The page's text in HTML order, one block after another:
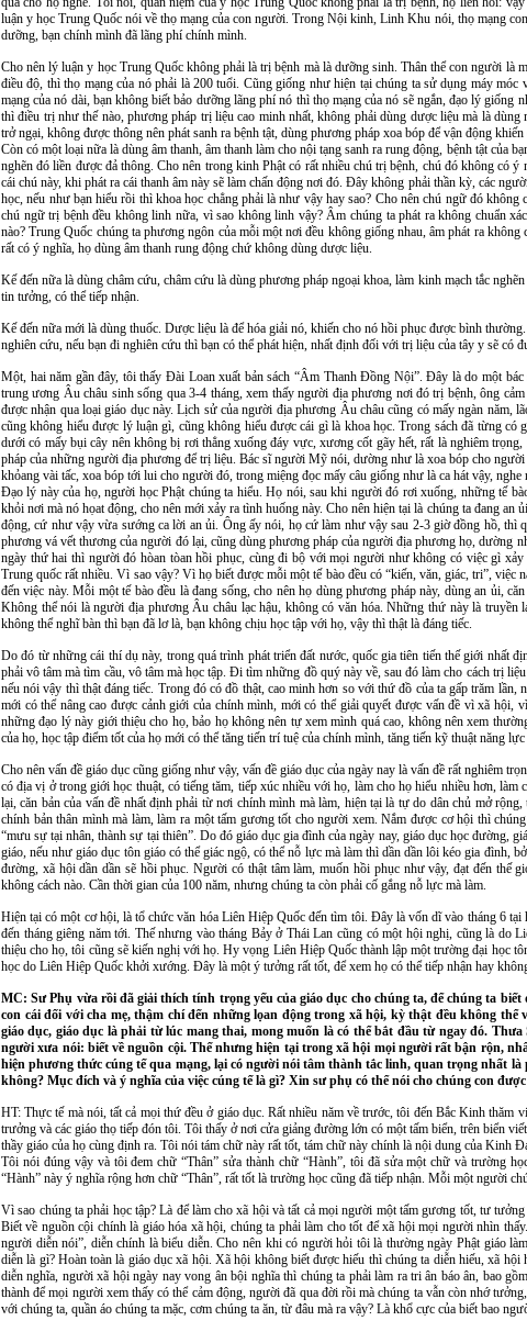
luận y học Trung Quốc nói về thọ mạng của con người. Trong Nội kinh, Linh Khu nói, thọ mạng
dưỡng, bạn chính mình đã lãng phí chính mình.
Cho nên lý luận y học Trung Quốc không phải là trị bệnh mà là dưỡng sinh. Thân thể con người là
điều độ, thì thọ mạng của nó phải là 200 tuổi. Cũng giống như hiện tại chúng ta sử dụng máy
mạng của nó dài, bạn không biết bảo dưỡng lãng phí nó thì thọ mạng của nó sẽ ngắn, đạo lý
thì điều trị như thế nào, phương pháp trị liệu cao minh nhất, không phải dùng dược liệu mà là
trở ngại, không được thông nên phát sanh ra bệnh tật, dùng phương pháp xoa bóp để vận động
Còn có một loại nữa là dùng âm thanh, âm thanh làm cho nội tạng sanh ra rung động, bệnh tật của
nghẽn đó liền được đả thông. Cho nên trong kinh Phật có rất nhiều chú trị bệnh, chú đó không có
cái chú này, khi phát ra cái thanh âm này sẽ làm chấn động nơi đó. Đây không phải thần kỳ, các
học, nếu như bạn hiểu rồi thì khoa học chẳng phải là như vậy hay sao? Cho nên chú ngữ đó
chú ngữ trị bệnh đều không linh nữa, vì sao không linh vậy? Âm chúng ta phát ra không chuẩn
nào? Trung Quốc chúng ta phương ngôn của mỗi một nơi đều không giống nhau, âm phát ra
rất có ý nghĩa, họ dùng âm thanh rung động chứ không dùng dược liệu.
Kế đến nữa là dùng châm cứu, châm cứu là dùng phương pháp ngoại khoa, làm kinh mạch tắc
tin tưởng, có thể tiếp nhận.
Kế đến nữa mới là dùng thuốc. Dược liệu là để hóa giải nó, khiến cho nó hồi phục được bình
nghiên cứu, nếu bạn đi nghiên cứu thì bạn có thể phát hiện, nhất định đối với trị liệu của tây y sẽ có
Một, hai năm gần đây, tôi thấy Đài Loan xuất bản sách “Âm Thanh Đồng Nội”. Đây là do một
trung ương Âu châu sinh sống qua 3-4 tháng, xem thấy người địa phương nơi đó trị bệnh, ông
được nhận qua loại giáo dục này. Lịch sử của người địa phương Âu châu cũng có mấy ngàn
cũng không hiểu được lý luận gì, cũng không hiểu được cái gì là khoa học. Trong sách đã từng
dưới có mấy bụi cây nên không bị rơi thẳng xuống đáy vực, xương cốt gãy hết, rất là nghiêm
pháp của những người địa phương để trị liệu. Bác sĩ người Mỹ nói, dường như là xoa bóp cho
khỏang vài tấc, xoa bóp tới lui cho người đó, trong miệng đọc mấy câu giống như là ca hát vậy,
Đạo lý này của họ, người học Phật chúng ta hiểu. Họ nói, sau khi người đó rơi xuống, những tế
khỏi nơi mà nó họat động, cho nên mới xảy ra tình huống này. Cho nên hiện tại là chúng ta đang
động, cứ như vậy vừa sướng ca lời an ủi. Ông ấy nói, họ cứ làm như vậy sau 2-3 giờ đồng hồ,
phương vá vết thương của người đó lại, cũng dùng phương pháp của người địa phương họ, dường
ngày thứ hai thì người đó hòan tòan hồi phục, cùng đi bộ với mọi người như không có việc gì
Trung quốc rất nhiều. Vì sao vậy? Vì họ biết được mỗi một tế bào đều có “kiến, văn, giác, tri”,
đến việc này. Mỗi một tế bào đều là đang sống, cho nên họ dùng phương pháp này, dùng an ủi,
Không thể nói là người địa phương Âu châu lạc hậu, không có văn hóa. Những thứ này là
không thể nghĩ bàn thì bạn đã lơ là, bạn không chịu học tập với họ, vậy thì thật là đáng tiếc.
Do đó từ những cái thí dụ này, trong quá trình phát triển đất nước, quốc gia tiên tiến thế giới nhất
phải vô tâm mà tìm cầu, vô tâm mà học tập. Đi tìm những đồ quý này về, sau đó làm cho cách trị
nếu nói vậy thì thật đáng tiếc. Trong đó có đồ thật, cao minh hơn so với thứ đồ của ta gấp trăm
mới có thể nâng cao được cảnh giới của chính mình, mới có thể giải quyết được vấn đề vì xã
những đạo lý này giới thiệu cho họ, bảo họ không nên tự xem mình quá cao, không nên xem
của họ, học tập điểm tốt của họ mới có thể tăng tiến trí tuệ của chính mình, tăng tiến kỹ thuật năng
Cho nên vấn đề giáo dục cũng giống như vậy, vấn đề giáo dục của ngày nay là vấn đề rất nghiêm
có địa vị ở trong giới học thuật, có tiếng tăm, tiếp xúc nhiều với họ, làm cho họ hiểu nhiều hơn,
lại, căn bản của vấn đề nhất định phải từ nơi chính mình mà làm, hiện tại là tự do dân chủ mở
chính bản thân mình mà làm, làm ra một tấm gương tốt cho người xem. Nắm được cơ hội thì
“mưu sự tại nhân, thành sự tại thiên”. Do đó giáo dục gia đình của ngày nay, giáo dục học đường,
giáo, nếu như giáo dục tôn giáo có thể giác ngộ, có thể nỗ lực mà làm thì dần dần lôi kéo gia
đường, xã hội dần dần sẽ hồi phục. Người có thật tâm làm, muốn hồi phục như vậy, đạt đến
không cách nào. Cần thời gian của 100 năm, nhưng chúng ta còn phải cố gắng nỗ lực mà làm.
Hiện tại có một cơ hội, là tổ chức văn hóa Liên Hiệp Quốc đến tìm tôi. Đây là vốn dĩ vào tháng 6
đến tháng giêng năm tới. Thế nhưng vào tháng Bảy ở Thái Lan cũng có một hội nghị, cũng là
thiệu cho họ, tôi cũng sẽ kiến nghị với họ. Hy vọng Liên Hiệp Quốc thành lập một trường đại học
học do Liên Hiệp Quốc khởi xướng. Đây là một ý tưởng rất tốt, để xem họ có thể tiếp nhận hay
MC: Sư Phụ vừa rồi đã giải thích tính trọng yếu của giáo dục cho chúng ta, để chúng ta
con cái đối với cha mẹ, thậm chí đến những lọan động trong xã hội, kỳ thật đều không
giáo dục, giáo dục là phải từ lúc mang thai, mong muốn là có thể bắt đầu từ ngay đó.
người xưa nói: biết về nguồn cội. Thế nhưng hiện tại trong xã hội mọi người rất bận rộn,
hiện phương thức cúng tế qua mạng, lại có người nói tâm thành tắc linh, quan trọng nhất
không? Mục đích và ý nghĩa của việc cúng tế là gì? Xin sư phụ có thể nói cho chúng con
HT: Thực tế mà nói, tất cả mọi thứ đều ở giáo dục. Rất nhiều năm về trước, tôi đến Bắc Kinh
trưởng và các giáo thọ tiếp đón tôi. Tôi thấy ở nơi cửa giảng đường lớn có một tấm biển, trên biển
thầy giáo của họ cùng định ra. Tôi nói tám chữ này rất tốt, tám chữ này chính là nội dung của
Tôi nói đúng vậy và tôi đem chữ “Thân” sửa thành chữ “Hành”, tôi đã sửa một chữ và trường
“Hành” này ý nghĩa rộng hơn chữ “Thân”, rất tốt là trường học cũng đã tiếp nhận. Mỗi một người
Vì sao chúng ta phải học tập? Là để làm cho xã hội và tất cả mọi người một tấm gương tốt, tư
Biết về nguồn cội chính là giáo hóa xã hội, chúng ta phải làm cho tốt để xã hội mọi người nhìn
người diễn nói”, diễn chính là biểu diễn. Cho nên khi có người hỏi tôi là thường ngày Phật giáo
diễn là gì? Hoàn toàn là giáo dục xã hội. Xã hội không biết được hiếu thì chúng ta diễn hiếu, xã
diễn nghĩa, người xã hội ngày nay vong ân bội nghĩa thì chúng ta phải làm ra tri ân báo ân, bao
thành để mọi người xem thấy có thể cảm động, người đã qua đời rồi mà chúng ta vẫn còn nhớ
với chúng ta, quần áo chúng ta mặc, cơm chúng ta ăn, từ đâu mà ra vậy? Là khổ cực của biết bao